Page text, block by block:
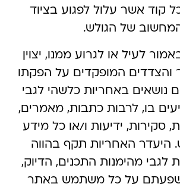
קוד אשר עלול לפגוע בציוד
של הגולש.
לעיל או לגרוע ממנו, יצוין
והצדדים המופקדים על הפקתו
נושאים באחריות כלשהי לגבי
בו, לרבות כתבות, מאמרים,
סקירות, ידיעות ו/או כל מידע
היעדר האחריות תקף בהווה
לגבי מהימנות התכנים, הדיוק,
על כל משתמש באתר